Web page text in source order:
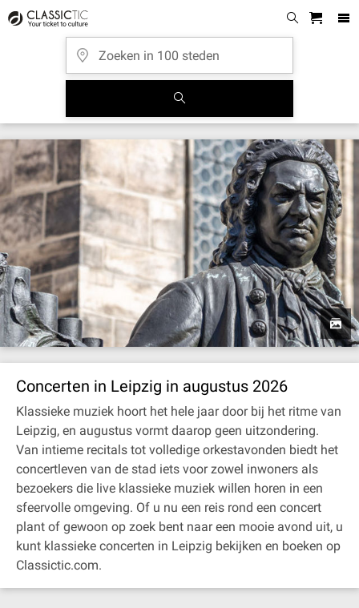
Concerten in Leipzig in augustus 2026
Klassieke muziek hoort het hele jaar door bij het ritme van
Leipzig, en augustus vormt daarop geen uitzondering.
Van intieme recitals tot volledige orkestavonden biedt het
concertleven van de stad iets voor zowel inwoners als
bezoekers die live klassieke muziek willen horen in een
sfeervolle omgeving. Of u nu een reis rond een concert
plant of gewoon op zoek bent naar een mooie avond uit, u
kunt klassieke concerten in Leipzig bekijken en boeken op
Classictic.com.